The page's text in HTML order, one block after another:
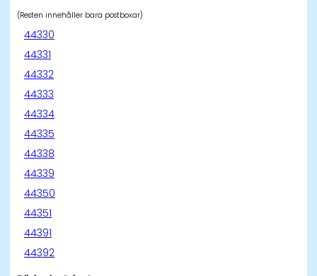
(Resten innehåller bara postboxar)
44330
44331
44332
44333
44334
44335
44338
44339
44350
44351
44391
44392